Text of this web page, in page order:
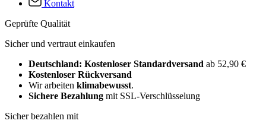
Kontakt
Geprüfte Qualität
Sicher und vertraut einkaufen
Deutschland: Kostenloser Standardversand ab 52,90 €
Kostenloser Rückversand
Wir arbeiten klimabewusst.
Sichere Bezahlung mit SSL-Verschlüsselung
Sicher bezahlen mit